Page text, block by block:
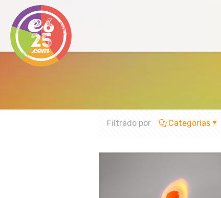
Filtrado por Categorías